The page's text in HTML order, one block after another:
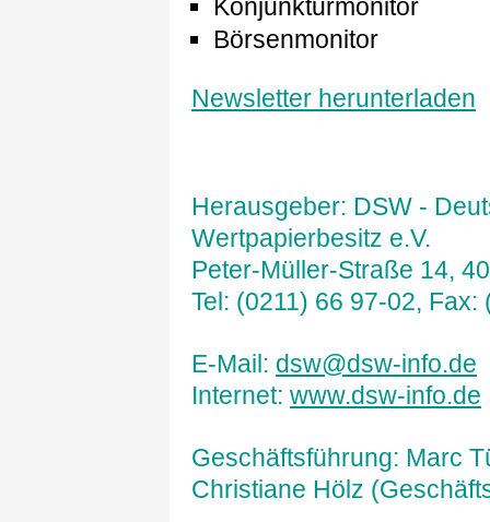
Konjunkturmonitor
Börsenmonitor
Newsletter herunterladen
Herausgeber: DSW -
Wertpapierbesitz e.V.
Peter-Müller-Straße 14,
Tel: (0211) 66 97-02, Fax:
E-Mail: dsw@dsw-info.de
Internet: www.dsw-info.de
Geschäftsführung: Marc
Christiane Hölz